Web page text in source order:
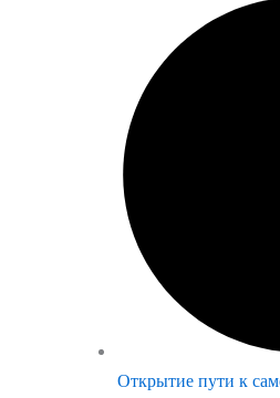
Открытие пути к